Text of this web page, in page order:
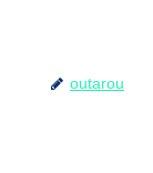
outarou